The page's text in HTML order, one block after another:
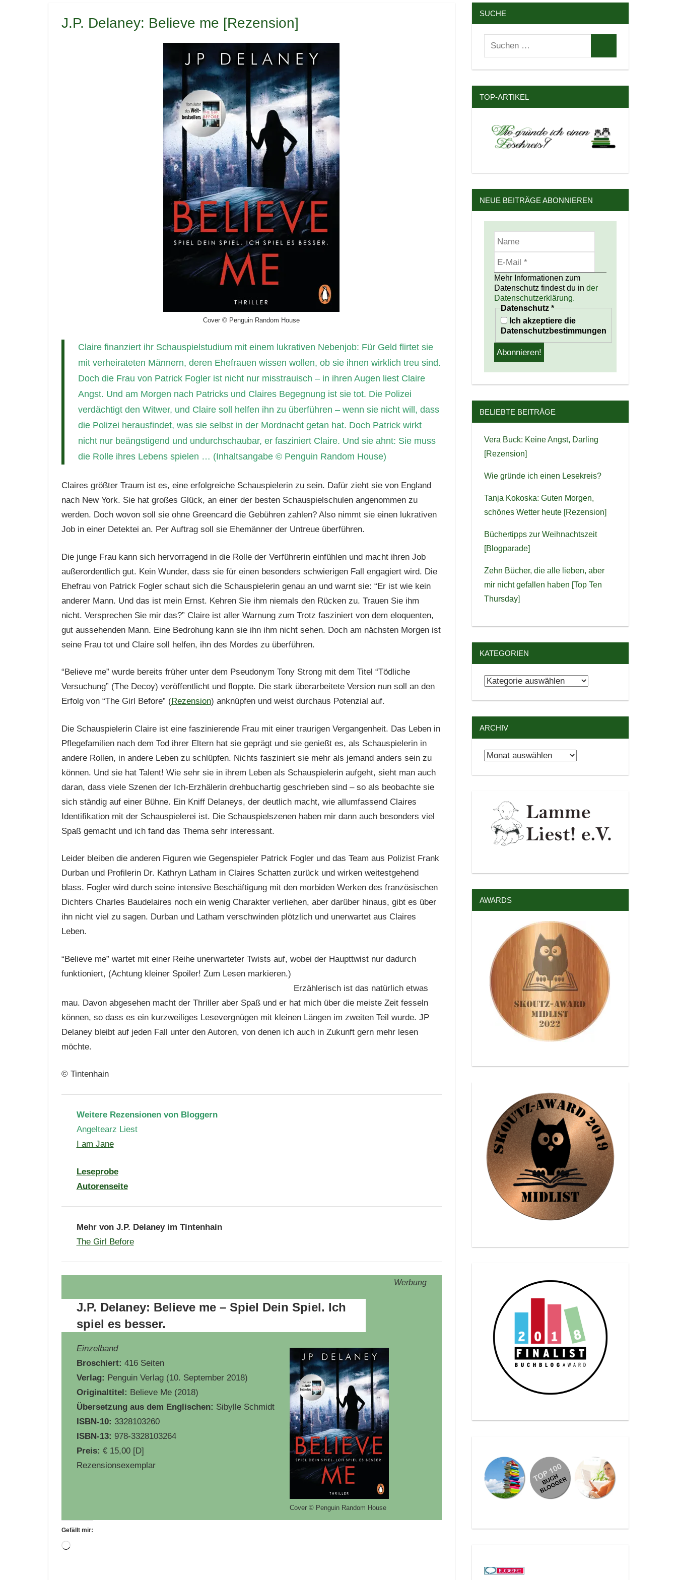
J.P. Delaney: Believe me [Rezension]
Cover © Penguin Random House
Claire finanziert ihr Schauspielstudium mit einem lukrativen Nebenjob: Für Geld flirtet sie
mit verheirateten Männern, deren Ehefrauen wissen wollen, ob sie ihnen wirklich treu sind.
Doch die Frau von Patrick Fogler ist nicht nur misstrauisch – in ihren Augen liest Claire
Angst. Und am Morgen nach Patricks und Claires Begegnung ist sie tot. Die Polizei
verdächtigt den Witwer, und Claire soll helfen ihn zu überführen – wenn sie nicht will, dass
die Polizei herausfindet, was sie selbst in der Mordnacht getan hat. Doch Patrick wirkt
nicht nur beängstigend und undurchschaubar, er fasziniert Claire. Und sie ahnt: Sie muss
die Rolle ihres Lebens spielen … (Inhaltsangabe © Penguin Random House)
Claires größter Traum ist es, eine erfolgreiche Schauspielerin zu sein. Dafür zieht sie von England
nach New York. Sie hat großes Glück, an einer der besten Schauspielschulen angenommen zu
werden. Doch wovon soll sie ohne Greencard die Gebühren zahlen? Also nimmt sie einen lukrativen
Job in einer Detektei an. Per Auftrag soll sie Ehemänner der Untreue überführen.
Die junge Frau kann sich hervorragend in die Rolle der Verführerin einfühlen und macht ihren Job
außerordentlich gut. Kein Wunder, dass sie für einen besonders schwierigen Fall engagiert wird. Die
Ehefrau von Patrick Fogler schaut sich die Schauspielerin genau an und warnt sie: “Er ist wie kein
anderer Mann. Und das ist mein Ernst. Kehren Sie ihm niemals den Rücken zu. Trauen Sie ihm
nicht. Versprechen Sie mir das?” Claire ist aller Warnung zum Trotz fasziniert von dem eloquenten,
gut aussehenden Mann. Eine Bedrohung kann sie ihn ihm nicht sehen. Doch am nächsten Morgen ist
seine Frau tot und Claire soll helfen, ihn des Mordes zu überführen.
“Believe me” wurde bereits früher unter dem Pseudonym Tony Strong mit dem Titel “Tödliche
Versuchung” (The Decoy) veröffentlicht und floppte. Die stark überarbeitete Version nun soll an den
Erfolg von “The Girl Before” (Rezension) anknüpfen und weist durchaus Potenzial auf.
Die Schauspielerin Claire ist eine faszinierende Frau mit einer traurigen Vergangenheit. Das Leben in
Pflegefamilien nach dem Tod ihrer Eltern hat sie geprägt und sie genießt es, als Schauspielerin in
andere Rollen, in andere Leben zu schlüpfen. Nichts fasziniert sie mehr als jemand anders sein zu
können. Und sie hat Talent! Wie sehr sie in ihrem Leben als Schauspielerin aufgeht, sieht man auch
daran, dass viele Szenen der Ich-Erzhälerin drehbuchartig geschrieben sind – so als beobachte sie
sich ständig auf einer Bühne. Ein Kniff Delaneys, der deutlich macht, wie allumfassend Claires
Identifikation mit der Schauspielerei ist. Die Schauspielszenen haben mir dann auch besonders viel
Spaß gemacht und ich fand das Thema sehr interessant.
Leider bleiben die anderen Figuren wie Gegenspieler Patrick Fogler und das Team aus Polizist Frank
Durban und Profilerin Dr. Kathryn Latham in Claires Schatten zurück und wirken weitestgehend
blass. Fogler wird durch seine intensive Beschäftigung mit den morbiden Werken des französischen
Dichters Charles Baudelaires noch ein wenig Charakter verliehen, aber darüber hinaus, gibt es über
ihn nicht viel zu sagen. Durban und Latham verschwinden plötzlich und unerwartet aus Claires
Leben.
“Believe me” wartet mit einer Reihe unerwarteter Twists auf, wobei der Haupttwist nur dadurch
funktioniert, (Achtung kleiner Spoiler! Zum Lesen markieren.)
Erzählerisch ist das natürlich etwas
mau. Davon abgesehen macht der Thriller aber Spaß und er hat mich über die meiste Zeit fesseln
können, so dass es ein kurzweiliges Lesevergnügen mit kleinen Längen im zweiten Teil wurde. JP
Delaney bleibt auf jeden Fall unter den Autoren, von denen ich auch in Zukunft gern mehr lesen
möchte.
© Tintenhain
Weitere Rezensionen vonBloggern
Angeltearz Liest
I am Jane
Leseprobe
Autorenseite
Mehr von J.P. Delaney im Tintenhain
The Girl Before
Werbung
J.P. Delaney: Believe me – Spiel Dein Spiel. Ich
spiel es besser.
Einzelband
Broschiert: 416 Seiten
Verlag: Penguin Verlag (10. September 2018)
Originaltitel: Believe Me (2018)
Übersetzung aus dem Englischen: Sibylle Schmidt
ISBN-10: 3328103260
ISBN-13: 978-3328103264
Preis: € 15,00 [D]
Rezensionsexemplar
Cover © Penguin Random House
Gefällt mir:
Wird
SUCHE
Suchen
nach:
TOP-ARTIKEL
NEUE BEITRÄGE ABONNIEREN
Mehr Informationen zum
Datenschutz findest du in der
Datenschutzerklärung.
Datenschutz *
Ich akzeptiere die
Datenschutzbestimmungen
BELIEBTE BEITRÄGE
Vera Buck: Keine Angst, Darling
[Rezension]
Wie gründe ich einen Lesekreis?
Tanja Kokoska: Guten Morgen,
schönes Wetter heute [Rezension]
Büchertipps zur Weihnachtszeit
[Blogparade]
Zehn Bücher, die alle lieben, aber
mir nicht gefallen haben [Top Ten
Thursday]
KATEGORIEN
Kategorien
ARCHIV
Archiv
AWARDS